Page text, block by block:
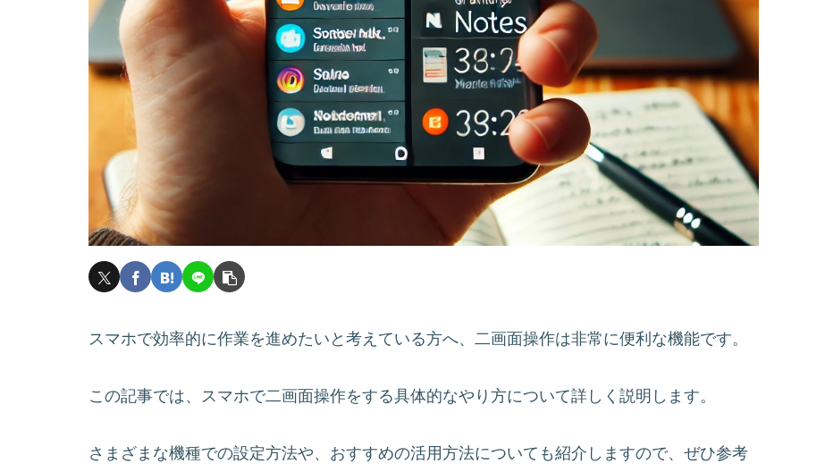
スマホで効率的に作業を進めたいと考えている方へ、二画面操作は非常に便利な機能です。
この記事では、スマホで二画面操作をする具体的なやり方について詳しく説明します。
さまざまな機種での設定方法や、おすすめの活用方法についても紹介しますので、ぜひ参考